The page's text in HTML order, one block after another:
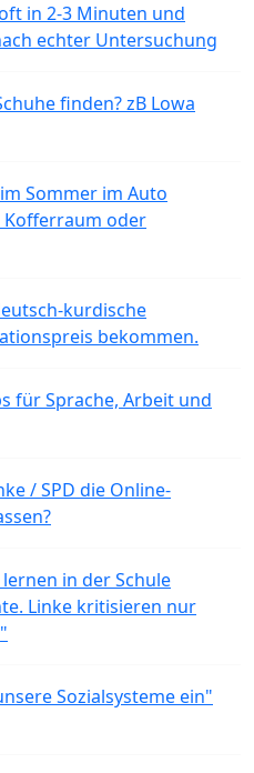
in 2-3 Minuten und
echter Untersuchung
finden? zB Lowa
Sommer im Auto
Kofferraum oder
kurdische
bekommen.
für Sprache, Arbeit und
/ SPD die Online-
in der Schule
Linke kritisieren nur
Sozialsysteme ein"